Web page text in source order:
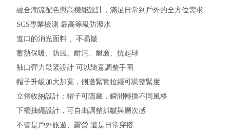
融合潮流配色與高機能設計，滿足日常到戶外的全方位需求
SGS專業檢測 最高等級防潑水
進口的消光面料 、不易皺
蓄熱保暖、防風、耐污、耐磨、抗起球
袖口彈力鬆緊設計 可以隨意調整手圍
帽子升級加大加寬，側邊緊實拉繩可調整緊度
立領收納設計：帽子可隱藏，瞬間轉換不同風格
下襬抽繩設計，可自由調整抓皺與層次感
不管是戶外旅遊、露營 還是日常穿搭